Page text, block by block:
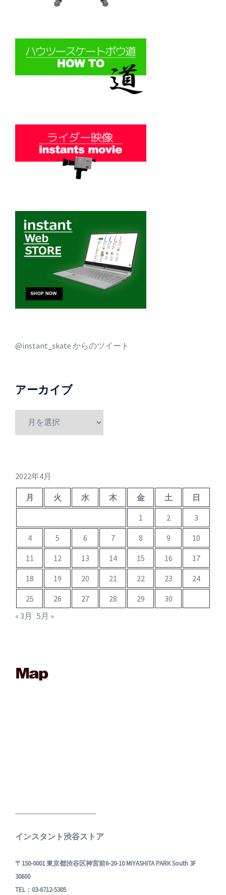
@instant_skate からのツイート
アーカイブ
2022年4月
月 火 水 木 金 土
日
1
2
3
4
5 6 7 8 9
10
11
12 13 14 15 16
17
18
19 20 21 22 23
24
25
26 27 28 29
30
« 3月 5月 »
インスタント渋谷ストア
〒150-0001 東京都渋谷区神宮前6-20-10 MIYASHITA PARK South 3F
30600
TEL：03-6712-5305